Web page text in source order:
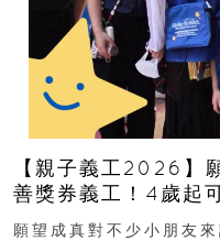
【親子義工2026】
善獎券義工！4歲起
新界
願望成真對不少小朋友